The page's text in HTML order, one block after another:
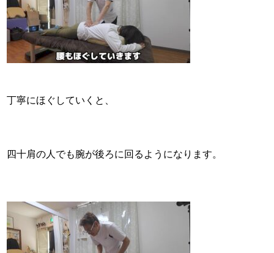
丁寧にほぐしていくと、
四十肩の人でも腕が後ろに回るようになります。